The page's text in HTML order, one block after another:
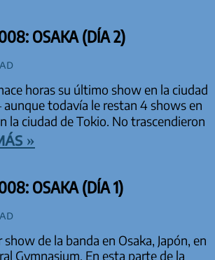
OSAKA (DÍA 2)
horas su último show en la ciudad
aunque todavía le restan 4 shows en
la ciudad de Tokio. No trascendieron
»
OSAKA (DÍA 1)
de la banda en Osaka, Japón, en
Gymnasium. En esta parte de la